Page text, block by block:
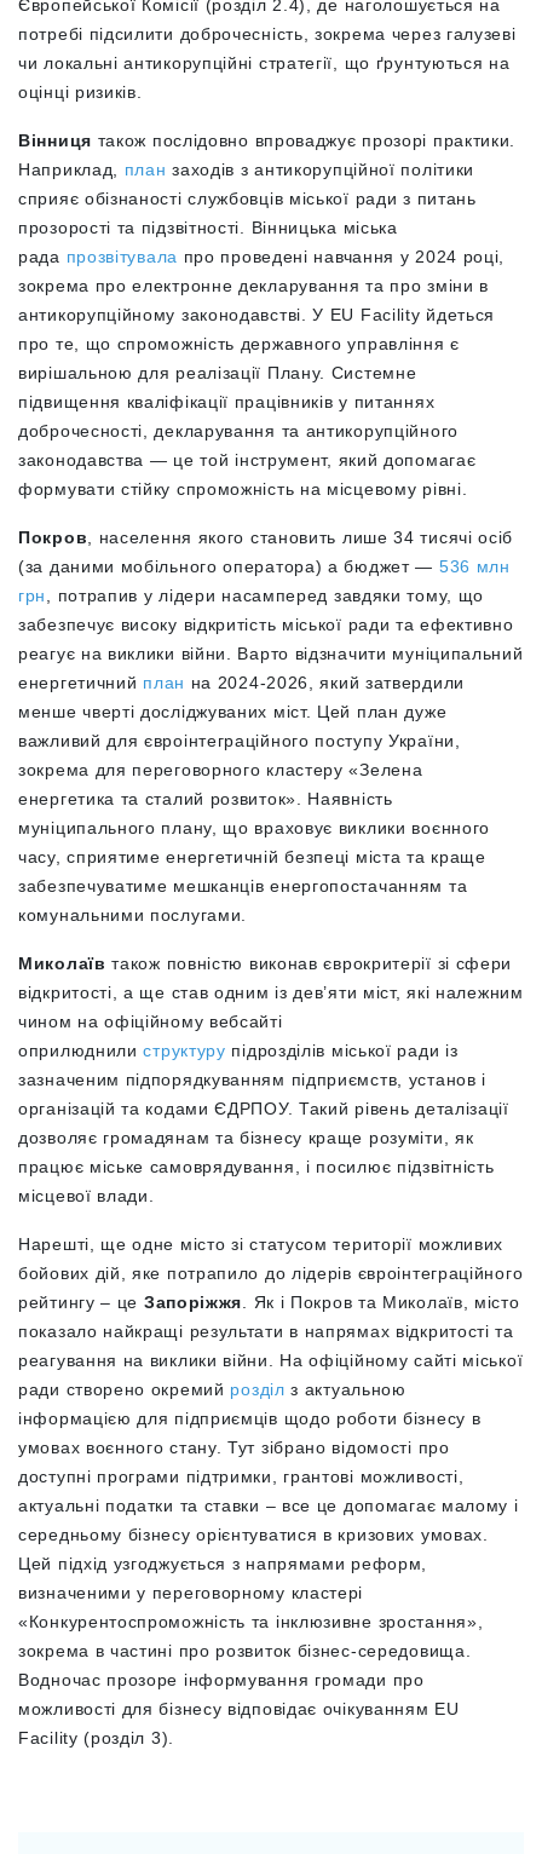
Європейської Комісії (розділ 2.4), де наголошується на
потребі підсилити доброчесність, зокрема через галузеві
чи локальні антикорупційні стратегії, що ґрунтуються на
оцінці ризиків.
Вінниця також послідовно впроваджує прозорі практики.
Наприклад, план заходів з антикорупційної політики
сприяє обізнаності службовців міської ради з питань
прозорості та підзвітності. Вінницька міська
рада прозвітувала про проведені навчання у 2024 році,
зокрема про електронне декларування та про зміни в
антикорупційному законодавстві. У EU Facility йдеться
про те, що спроможність державного управління є
вирішальною для реалізації Плану. Системне
підвищення кваліфікації працівників у питаннях
доброчесності, декларування та антикорупційного
законодавства — це той інструмент, який допомагає
формувати стійку спроможність на місцевому рівні.
Покров , населення якого становить лише 34 тисячі осіб
(за даними мобільного оператора) а бюджет— 536 млн
грн
, потрапив у лідери насамперед завдяки тому, що
забезпечує високу відкритість міської ради та ефективно
реагує на виклики війни. Варто відзначити муніципальний
енергетичний план на 2024-2026, який затвердили
менше чверті досліджуваних міст. Цей план дуже
важливий для євроінтеграційного поступу України,
зокрема для переговорного кластеру «Зелена
енергетика та сталий розвиток». Наявність
муніципального плану, що враховує виклики воєнного
часу, сприятиме енергетичній безпеці міста та краще
забезпечуватиме мешканців енергопостачанням та
комунальними послугами.
Миколаївтакож повністю виконав єврокритерії зі сфери
відкритості, а ще став одним із дев’яти міст, які належним
чином на офіційному вебсайті
оприлюднилиструктуру підрозділів міської ради із
зазначеним підпорядкуванням підприємств, установ і
організацій та кодами ЄДРПОУ. Такий рівень деталізації
дозволяє громадянам та бізнесу краще розуміти, як
працює міське самоврядування, і посилює підзвітність
місцевої влади.
Нарешті, ще одне місто зі статусом території можливих
бойових дій, яке потрапило до лідерів євроінтеграційного
рейтингу – це Запоріжжя . Як і Покров та Миколаїв, місто
показало найкращі результати в напрямах відкритості та
реагування на виклики війни. На офіційному сайті міської
ради створено окремий розділ з актуальною
інформацією для підприємців щодо роботи бізнесу в
умовах воєнного стану. Тут зібрано відомості про
доступні програми підтримки, грантові можливості,
актуальні податки та ставки – все це допомагає малому і
середньому бізнесу орієнтуватися в кризових умовах.
Цей підхід узгоджується з напрямами реформ,
визначеними у переговорному кластері
«Конкурентоспроможність та інклюзивне зростання»,
зокрема в частині про розвиток бізнес-середовища.
Водночас прозоре інформування громади про
можливості для бізнесу відповідає очікуванням EU
Facility (розділ 3).